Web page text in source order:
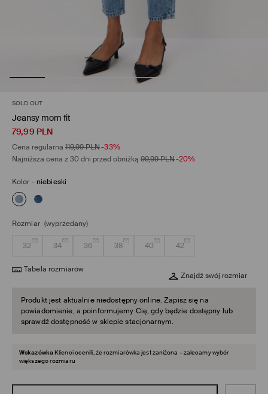
SOLD OUT
Jeansy mom fit
79,99 PLN
Cena regularna 119,99PLN-33%
Najniższa cena z 30 dni przed obniżką 99,99PLN-20%
Kolor - niebieski
Rozmiar (wyprzedany)
32 34 36 38 40 42
Tabela rozmiarów
Znajdź swój rozmiar
Produkt jest aktualnie niedostępny online. Zapisz się na
powiadomienie, a poinformujemy Cię, gdy będzie dostępny lub
sprawdź dostępność w sklepie stacjonarnym.
Wskazówka Klienci ocenili, że rozmiarówka jest zaniżona – zalecamy wybór
większego rozmiaru